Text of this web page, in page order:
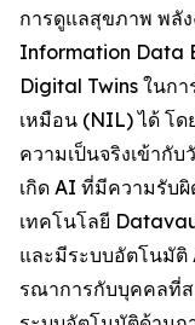
การดูแลสุขภาพ พลั
Information Data
Digital Twins ในก
เหมือน (NIL) ได้ โ
ความเป็นจริงเข้ากั
เกิด AI ที่มีความรับ
เทคโนโลยี
และมีระบบอัตโนมัติ
รณาการกับบุคคลที่ส